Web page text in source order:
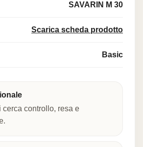
SAVARIN M 30
Scarica scheda prodotto
Basic
cerca controllo, resa e